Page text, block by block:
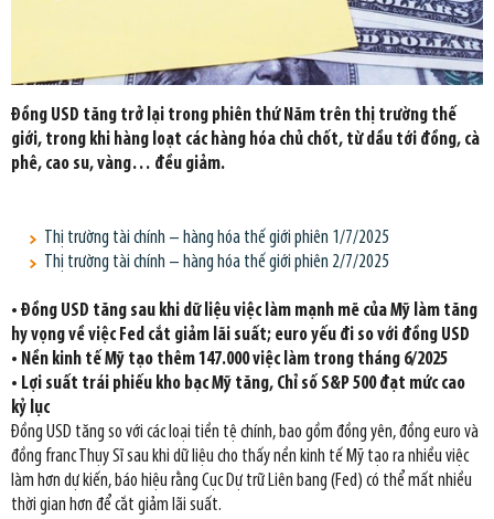
Đồng USD tăng trở lại trong phiên thứ Năm trên thị trường thế
giới, trong khi hàng loạt các hàng hóa chủ chốt, từ dầu tới đồng, cà
phê, cao su, vàng… đều giảm.
Thị trường tài chính – hàng hóa thế giới phiên 1/7/2025
Thị trường tài chính – hàng hóa thế giới phiên 2/7/2025
• Đồng USD tăng sau khi dữ liệu việc làm mạnh mẽ của Mỹ làm tăng
hy vọng về việc Fed cắt giảm lãi suất; euro yếu đi so với đồng USD
• Nền kinh tế Mỹ tạo thêm 147.000 việc làm trong tháng 6/2025
• Lợi suất trái phiếu kho bạc Mỹ tăng, Chỉ số S&P 500 đạt mức cao
kỷ lục
Đồng USD tăng so với các loại tiền tệ chính, bao gồm đồng yên, đồng euro và
đồng franc Thụy Sĩ sau khi dữ liệu cho thấy nền kinh tế Mỹ tạo ra nhiều việc
làm hơn dự kiến, báo hiệu rằng Cục Dự trữ Liên bang (Fed) có thể mất nhiều
thời gian hơn để cắt giảm lãi suất.